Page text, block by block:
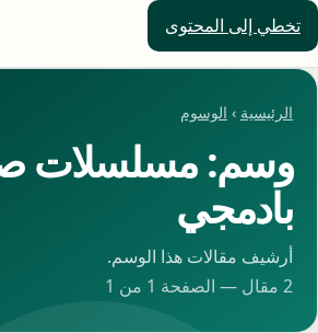
تخطي إلى المحتوى
حلول العالم
الرئيسية › الوسوم
وسم: مسلسلات
بادمجي
أرشيف مقالات هذا الوسم.
2 مقال — الصفحة 1 من 1